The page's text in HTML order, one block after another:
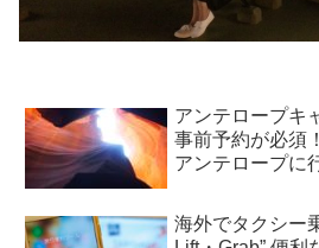
アンテロープキ
事前予約が必須
アンテロープに
海外でタクシー